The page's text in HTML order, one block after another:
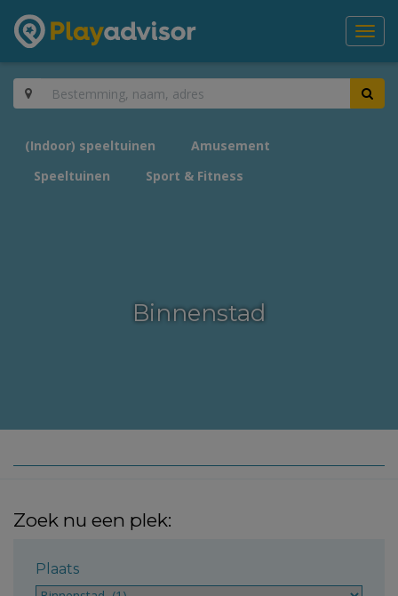
(Indoor) speeltuinen
Amusement
Speeltuinen
Sport & Fitness
Binnenstad
Zoek nu een plek:
Plaats